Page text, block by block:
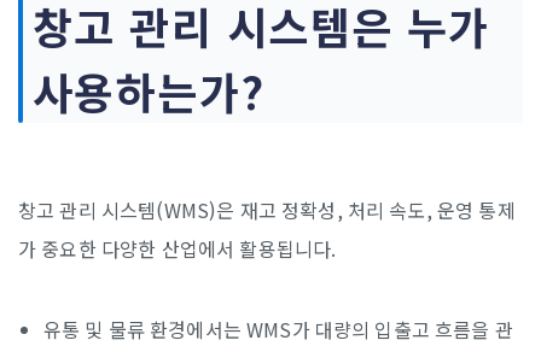
창고 관리 시스템은 누가
사용하는가?
창고 관리 시스템(WMS)은 재고 정확성, 처리 속도, 운영 통제
가 중요한 다양한 산업에서 활용됩니다.
유통 및 물류 환경에서는 WMS가 대량의 입출고 흐름을 관